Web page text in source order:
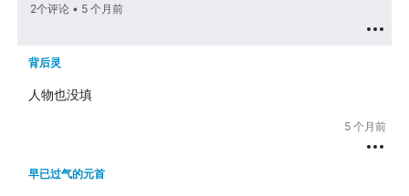
2个评论 • 5 个月前
背后灵
人物也没填
5 个月前
早已过气的元首